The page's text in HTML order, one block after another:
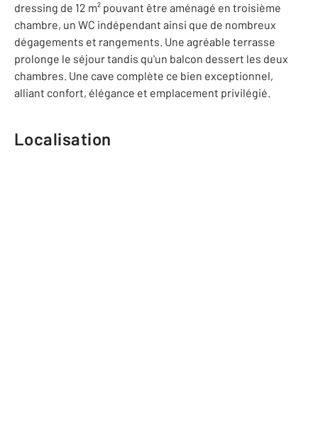
dressing de 12 m² pouvant être aménagé en troisième
chambre, un WC indépendant ainsi que de nombreux
dégagements et rangements. Une agréable terrasse
prolonge le séjour tandis qu'un balcon dessert les deux
chambres. Une cave complète ce bien exceptionnel,
alliant confort, élégance et emplacement privilégié.
Localisation